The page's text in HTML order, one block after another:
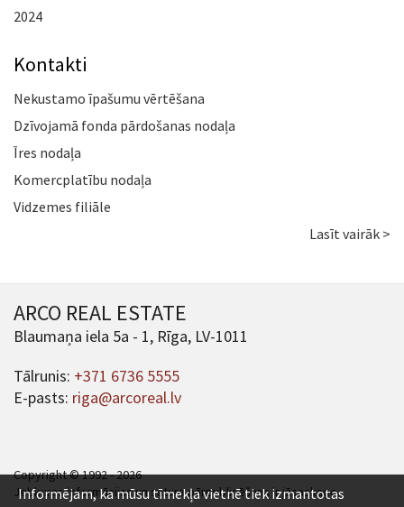
2024
Kontakti
Nekustamo īpašumu vērtēšana
Dzīvojamā fonda pārdošanas nodaļa
Īres nodaļa
Komercplatību nodaļa
Vidzemes filiāle
Lasīt vairāk >
ARCO REAL ESTATE
Blaumaņa iela 5a - 1, Rīga, LV-1011
Tālrunis: +371 6736 5555
E-pasts: riga@arcoreal.lv
Copyright © 1992 - 2026
Jebkuras informācijas un satura pārpublicēšana ir jāsaskaņo.
Informējam, ka mūsu tīmekļa vietnē tiek izmantotas